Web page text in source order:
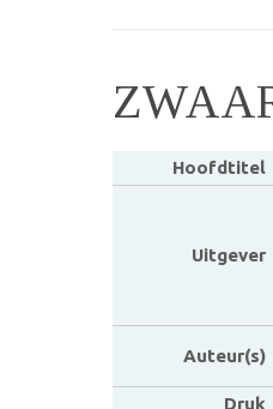
Hoofdtitel
Uitgever
Auteur(s)
Druk